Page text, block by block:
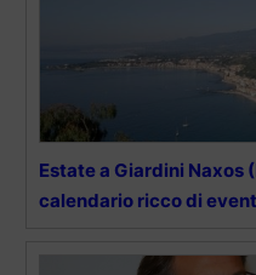
Estate a Giardini Naxos
calendario ricco di